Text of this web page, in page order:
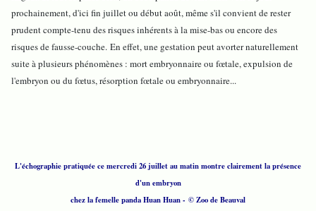
prochainement, d'ici fin juillet ou début août, même s'il convient de rester
prudent compte-tenu des risques inhérents à la mise-bas ou encore des
risques de fausse-couche. En effet, une gestation peut avorter naturellement
suite à plusieurs phénomènes : mort embryonnaire ou fœtale, expulsion de
l'embryon ou du fœtus, résorption fœtale ou embryonnaire...
L'échographie pratiquée ce mercredi 26 juillet au matin montre clairement la présence
d'un embryon
chez la femelle panda Huan Huan - © Zoo de Beauval